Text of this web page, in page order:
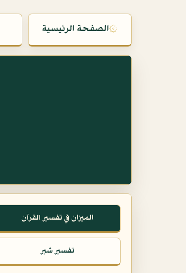
۞الصفحة الرئيسية
الميزان في تفسير القرآن
تفسير شبر